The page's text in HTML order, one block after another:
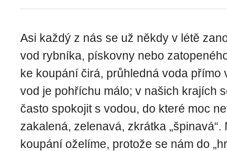
Asi každý z nás se už někdy v létě
vod rybníka, pískovny nebo
ke koupání čirá, průhledná voda přímo
vod je pohříchu málo; v našich krajích
často spokojit s vodou, do které moc
zakalená, zelenavá, zkrátka
koupání oželíme, protože se nám do